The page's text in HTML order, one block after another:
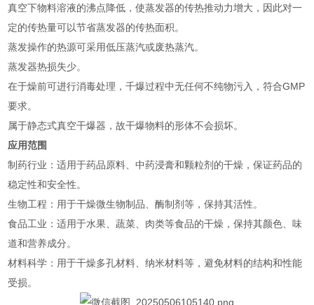
真空下物料溶液的沸点降低，使蒸发器的传热推动力增大，因此对一
定的传热量可以节省蒸发器的传热面积。
蒸发操作的热源可采用低压蒸汽或废热蒸汽。
蒸发器热损失少。
在于燥前可进行消毒处理，千爆过程中无任何不纯物污入，符合GMP
要求。
属于静态式真空干爆器，故干爆物料的形体不会损坏。
应用范围
‌制药行业‌：适用于药品原料、中药浸膏和颗粒剂的干燥，保证药品的
稳定性和安全性‌。
‌生物工程‌：用于干燥微生物制品、酶制剂等，保持其活性‌。
‌食品工业‌：适用于水果、蔬菜、肉类等食品的干燥，保持其颜色、味
道和营养成分‌。
‌材料科学‌：用于干燥多孔材料、纳米材料等，避免材料的结构和性能
受损‌。